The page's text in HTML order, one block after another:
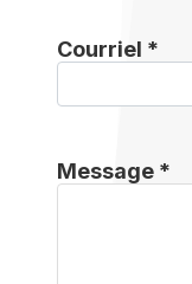
Courriel *
Message *